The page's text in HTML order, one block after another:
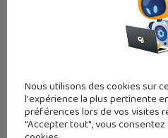
Apprendre avec
maths, histoire,
Nous utilisons des cookies sur
l'expérience la plus pertinente
préférences lors de vos visites
"Accepter tout", vous